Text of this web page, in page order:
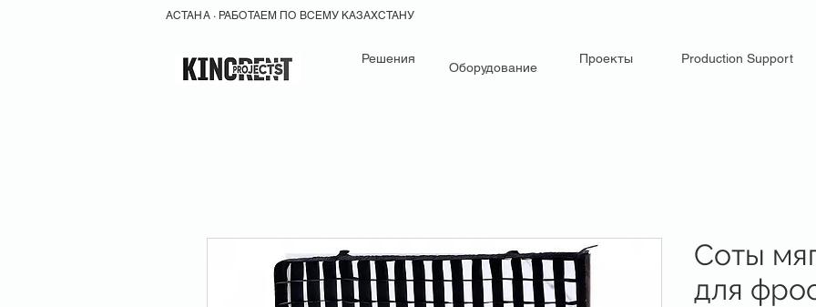
АСТАНА · РАБОТАЕМ ПО ВСЕМУ КАЗАХСТАНУ
Решения
Оборудование
Проекты Production Support
Соты
для